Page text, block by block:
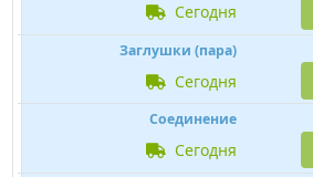
сегодня
Заглушки (пара)
сегодня
Соединение
сегодня